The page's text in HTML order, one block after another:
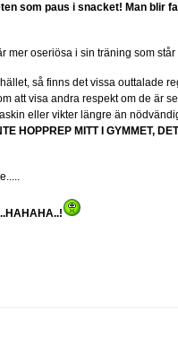
som paus i snacket! Man blir
mer oseriösa i sin träning som
så finns det vissa outtalade
att visa andra respekt om de är
eller vikter längre än
HOPPREP MITT I GYMMET,